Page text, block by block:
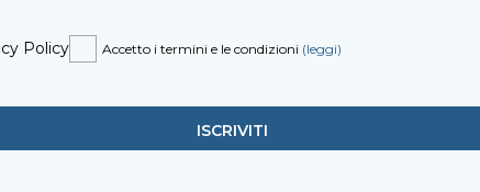
Policy Accetto i termini e le condizioni (leggi)